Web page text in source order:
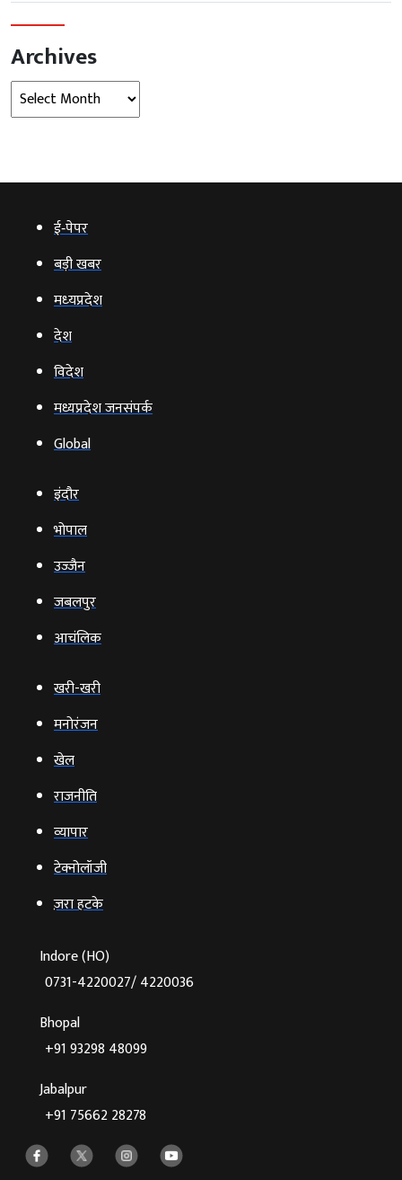
Archives
Archives
ई‑पेपर
बड़ी खबर
मध्‍यप्रदेश
देश
विदेश
मध्यप्रदेश जनसंपर्क
Global
इंदौर
भोपाल
उज्‍जैन
जबलपुर
आचंलिक
खरी-खरी
मनोरंजन
खेल
राजनीति
व्‍यापार
टेक्‍नोलॉजी
ज़रा हटके
Indore (HO)
0731-4220027/ 4220036
Bhopal
+91 93298 48099
Jabalpur
+91 75662 28278